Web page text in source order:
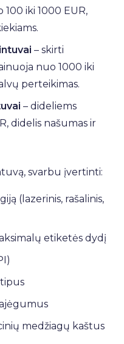
iki 1000 EUR,
– skirti
nuo 1000 iki
perteikimas.
– dideliems
didelis našumas ir
svarbu įvertinti:
(lazerinis, rašalinis,
etiketės dydį
medžiagų kaštus